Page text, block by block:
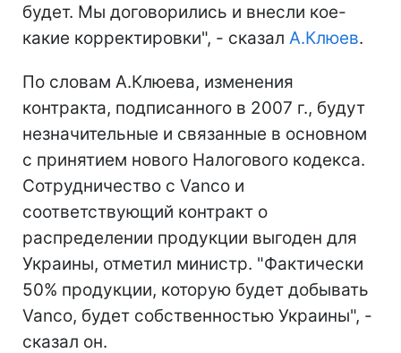
будет. Мы договорились и внесли кое-
какие корректировки", - сказал А.Клюев.
По словам А.Клюева, изменения
контракта, подписанного в 2007 г., будут
незначительные и связанные в основном
с принятием нового Налогового кодекса.
Сотрудничество с Vanco и
соответствующий контракт о
распределении продукции выгоден для
Украины, отметил министр. "Фактически
50% продукции, которую будет добывать
Vanco, будет собственностью Украины", -
сказал он.